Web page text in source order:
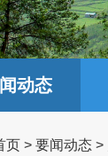
动态
页 > 要闻动态 >